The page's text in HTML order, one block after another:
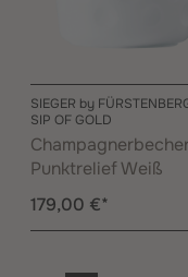
SIEGER by
SIP OF GOLD
Punktrelief Weiß
179,00 €*